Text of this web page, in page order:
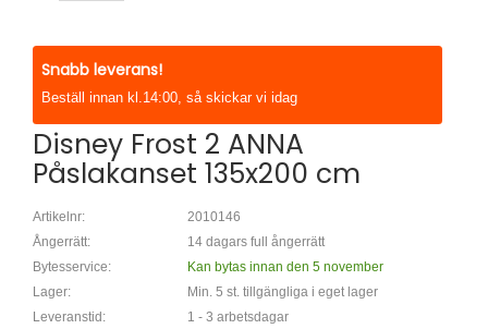
Snabb leverans!
Beställ innan kl.14:00, så skickar vi idag
Disney Frost 2 ANNA
Påslakanset 135x200 cm
Artikelnr:
2010146
Ångerrätt:
14 dagars full ångerrätt
Bytesservice:
Kan bytas innan den 5 november
Lager:
Min. 5 st. tillgängliga i eget lager
Leveranstid:
1 - 3 arbetsdagar